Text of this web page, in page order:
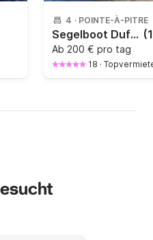
4 · POINTE-À-PITRE
Segelboot Dufour 41 classic 11.98m
Ab 200 € pro tag
18 ·